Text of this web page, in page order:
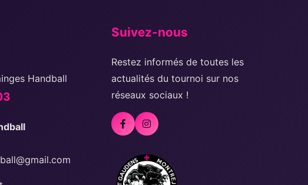
Handball
Suivez-nous
Restez informés de toutes les
actualités du tournoi sur nos
réseaux sociaux !